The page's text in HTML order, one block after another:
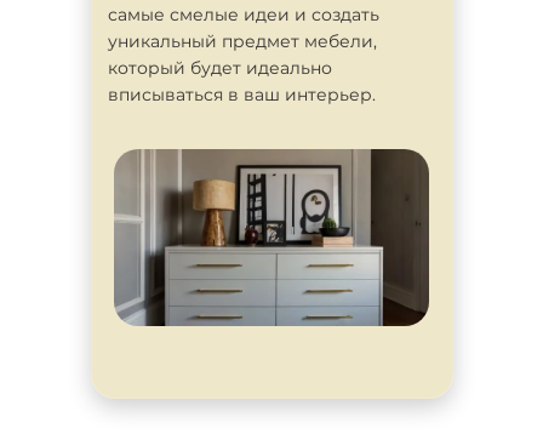
самые смелые идеи и создать
уникальный предмет мебели,
который будет идеально
вписываться в ваш интерьер.